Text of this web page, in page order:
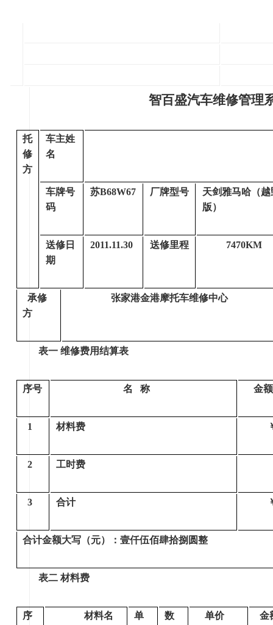
智百盛汽车维修管理
托
修
方
车主姓
名
车牌号
码
苏B68W67 厂牌型号
天剑雅马哈（越
版）
送修日
期
2011.11.30 送修里程 7470KM
承修
方
张家港金港摩托车维修中心
表一 维修费用结算表
序号 名 称 金
1 材料费
2 工时费
3 合计
合计金额大写（元）：壹仟伍佰肆拾捌圆整
表二 材料费
序
材料名
单
数
单价
金